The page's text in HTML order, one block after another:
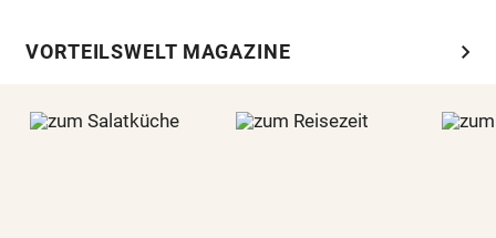
VORTEILSWELT MAGAZINE chevron_right